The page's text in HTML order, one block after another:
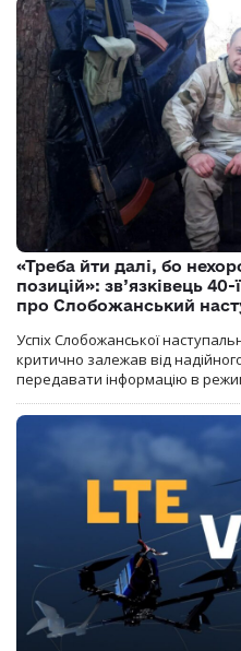
«Треба йти далі, бо
позицій»: зв’язківець
про Слобожанський
Успіх Слобожанської
критично залежав від
передавати інформацію в